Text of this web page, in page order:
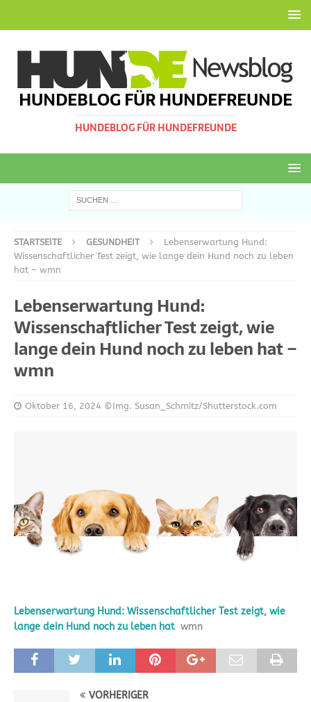
HUNDEBLOG FÜR HUNDEFREUNDE
HUNDEBLOG FÜR HUNDEFREUNDE
STARTSEITE GESUNDHEIT
Lebenserwartung Hund:
Wissenschaftlicher Test zeigt, wie lange dein Hund noch zu leben
hat – wmn
Lebenserwartung Hund:
Wissenschaftlicher Test zeigt, wie
lange dein Hund noch zu leben hat –
wmn
Oktober 16, 2024 ©Img. Susan_Schmitz/Shutterstock.com
Lebenserwartung Hund: Wissenschaftlicher Test zeigt, wie
lange dein Hund noch zu leben hat wmn
VORHERIGER